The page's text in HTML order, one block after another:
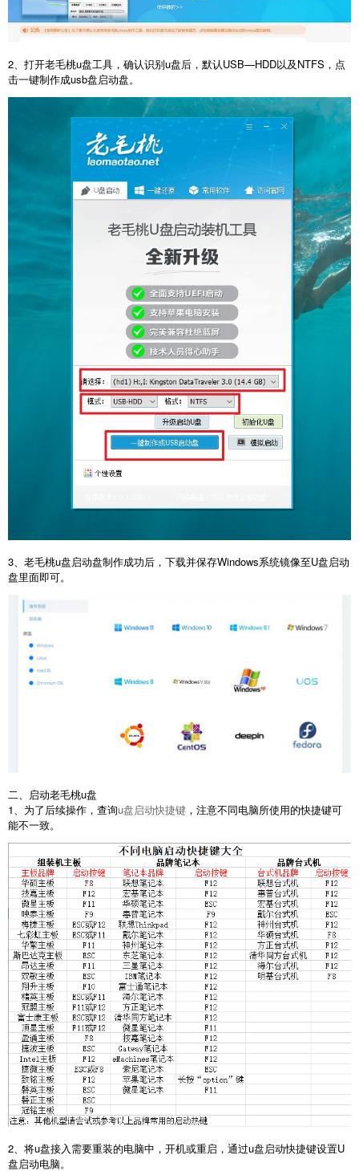
2、打开老毛桃u盘工具，确认识别u盘后，默认USB—HDD以及NTFS，点
击一键制作成usb盘启动盘。
3、老毛桃u盘启动盘制作成功后，下载并保存Windows系统镜像至U盘启动
盘里面即可。
二、启动老毛桃u盘
1、为了后续操作，查询u盘启动快捷键 ，注意不同电脑所使用的快捷键可
能不一致。
2、将u盘接入需要重装的电脑中，开机或重启，通过u盘启动快捷键设置U
盘启动电脑。